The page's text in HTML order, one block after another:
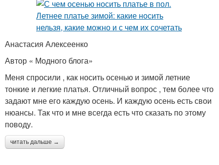
Анастасия Алексеенко
Автор « Модного блога»
Меня спросили , как носить осенью и зимой летние
тонкие и легкие платья. Отличный вопрос , тем более что
задают мне его каждую осень. И каждую осень есть свои
нюансы. Так что и мне всегда есть что сказать по этому
поводу.
читать дальше →